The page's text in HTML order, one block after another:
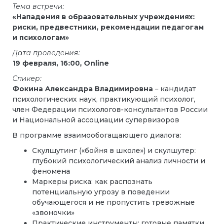
Тема встречи:
«Нападения в образовательных учреждениях:
риски, предвестники, рекомендации педагогам
и психологам»
Дата проведения:
19 февраля, 16:00, Online
Спикер:
Фокина Александра Владимировна – кандидат
психологических наук, практикующий психолог,
член Федерации психологов-консультантов России
и Национальной ассоциации супервизоров
В программе взаимообогащающего диалога:
Скулшутинг («бойня в школе») и скулшутер:
глубокий психологический анализ личности и
феномена
Маркеры риска: как распознать
потенциальную угрозу в поведении
обучающегося и не пропустить тревожные
«звоночки»